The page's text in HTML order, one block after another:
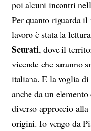
poi alcuni incontri
Per quanto riguarda
lavoro è stata la
Scurati, dove il
vicende che saranno
italiana. E la voglia di
anche da un
diverso approccio
origini. Io vengo da